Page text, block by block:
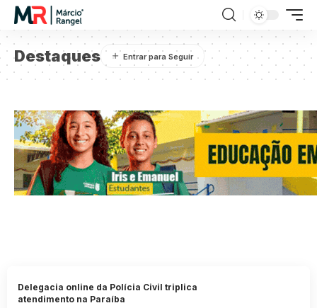
Destaques
Delegacia online da Polícia Civil triplica
atendimento na Paraíba